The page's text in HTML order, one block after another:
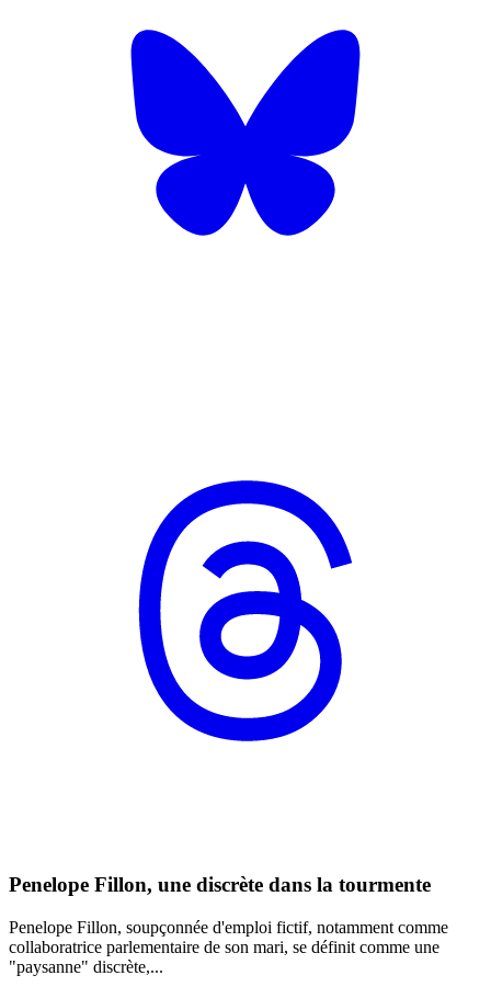
Penelope Fillon, une discrète dans la tourmente
Penelope Fillon, soupçonnée d'emploi fictif, notamment comme
collaboratrice parlementaire de son mari, se définit comme une
"paysanne" discrète,...